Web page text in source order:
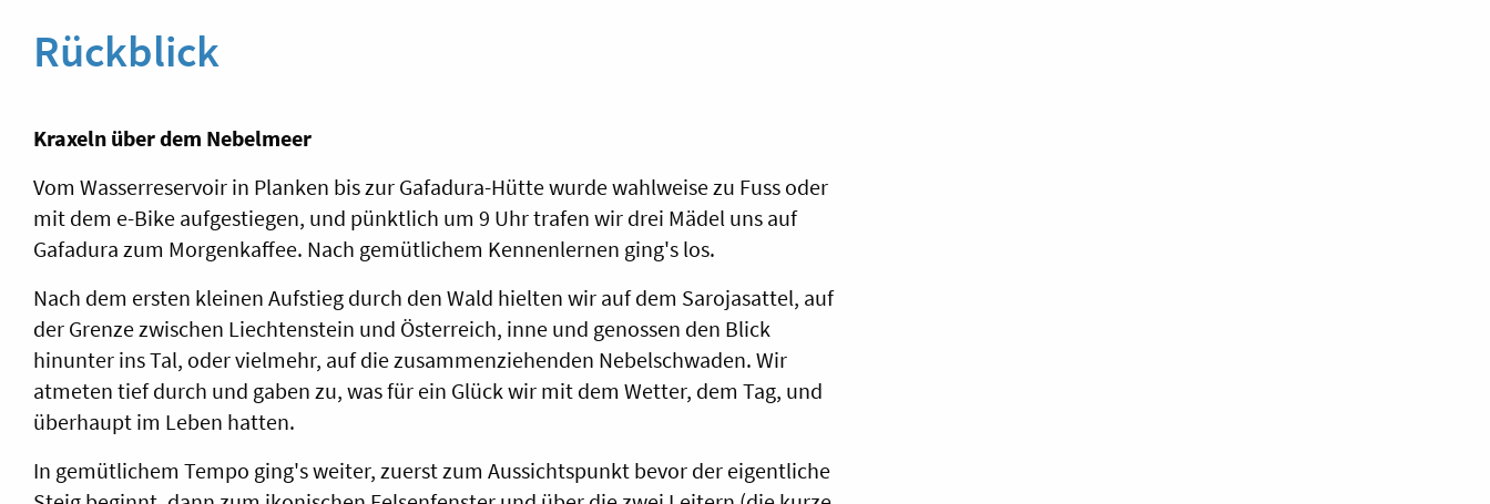
Rückblick
Kraxeln über dem Nebelmeer
Vom Wasserreservoir in Planken bis zur Gafadura-Hütte wurde wahlweise zu Fuss oder
mit dem e-Bike aufgestiegen, und pünktlich um 9 Uhr trafen wir drei Mädel uns auf
Gafadura zum Morgenkaffee. Nach gemütlichem Kennenlernen ging's los.
Nach dem ersten kleinen Aufstieg durch den Wald hielten wir auf dem Sarojasattel, auf
der Grenze zwischen Liechtenstein und Österreich, inne und genossen den Blick
hinunter ins Tal, oder vielmehr, auf die zusammenziehenden Nebelschwaden. Wir
atmeten tief durch und gaben zu, was für ein Glück wir mit dem Wetter, dem Tag, und
überhaupt im Leben hatten.
In gemütlichem Tempo ging's weiter, zuerst zum Aussichtspunkt bevor der eigentliche